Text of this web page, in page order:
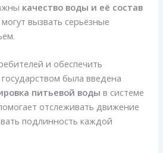
качество воды и её состав
вызвать серьёзные
и обеспечить
была введена
питьевой воды в системе
отслеживать движение
подлинность каждой